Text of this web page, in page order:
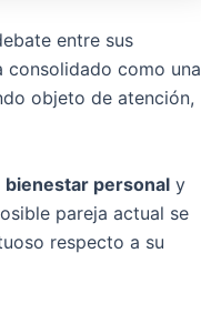
entre sus
consolidado como una
objeto de atención,
bienestar personal y
pareja actual se
respecto a su